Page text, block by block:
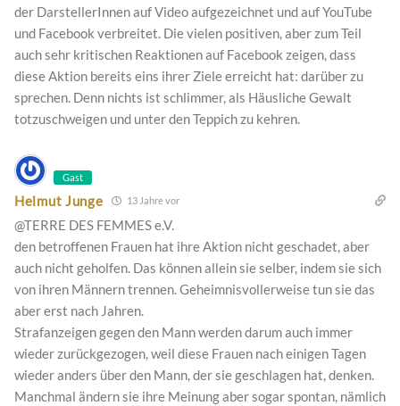
der DarstellerInnen auf Video aufgezeichnet und auf YouTube
und Facebook verbreitet. Die vielen positiven, aber zum Teil
auch sehr kritischen Reaktionen auf Facebook zeigen, dass
diese Aktion bereits eins ihrer Ziele erreicht hat: darüber zu
sprechen. Denn nichts ist schlimmer, als Häusliche Gewalt
totzuschweigen und unter den Teppich zu kehren.
Gast
Helmut Junge 13 Jahre vor
@TERRE DES FEMMES e.V.
den betroffenen Frauen hat ihre Aktion nicht geschadet, aber
auch nicht geholfen. Das können allein sie selber, indem sie sich
von ihren Männern trennen. Geheimnisvollerweise tun sie das
aber erst nach Jahren.
Strafanzeigen gegen den Mann werden darum auch immer
wieder zurückgezogen, weil diese Frauen nach einigen Tagen
wieder anders über den Mann, der sie geschlagen hat, denken.
Manchmal ändern sie ihre Meinung aber sogar spontan, nämlich